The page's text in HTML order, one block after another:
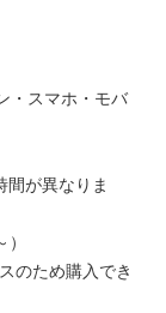
・スマホ・モバ
が異なりま
のため購入でき